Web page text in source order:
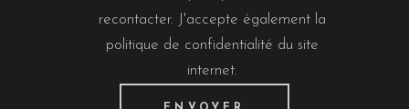
recontacter. J'accepte également la
politique de confidentialité du site
internet.